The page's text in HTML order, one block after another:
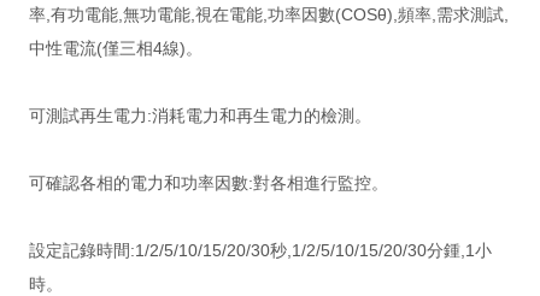
率,有功電能,無功電能,視在電能,功率因數(COSθ),頻率,需求測試,
中性電流(僅三相4線)。
可測試再生電力:消耗電力和再生電力的檢測。
可確認各相的電力和功率因數:對各相進行監控。
設定記錄時間:1/2/5/10/15/20/30秒,1/2/5/10/15/20/30分鍾,1小
時。